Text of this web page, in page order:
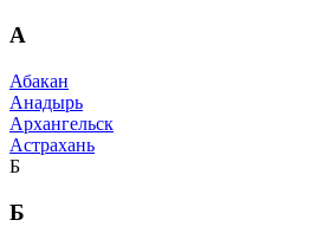
А
Абакан
Анадырь
Архангельск
Астрахань
Б
Б